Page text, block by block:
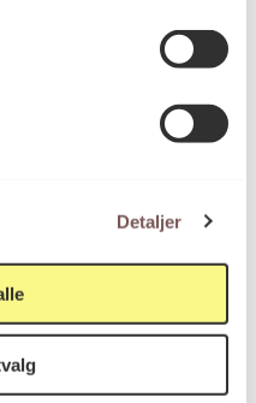
Detaljer